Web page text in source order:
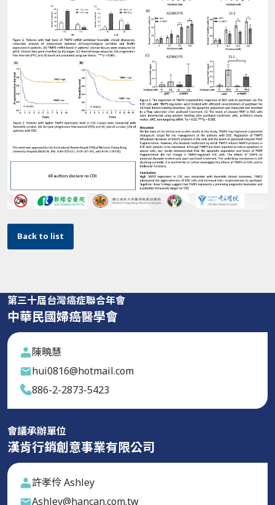
Back to list
第三十屆台灣癌症聯合年會
中華民國婦癌醫學會
陳曉慧
hui0816@hotmail.com
886-2-2873-5423
會議承辦單位
漢肯行銷創意事業有限公司
許孝伶 Ashley
Ashley@hancan.com.tw